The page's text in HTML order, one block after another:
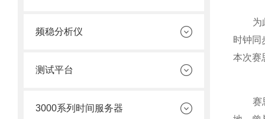
频稳分析仪
测试平台
3000系列时间服务器
为此
时钟同
本次赛
赛思